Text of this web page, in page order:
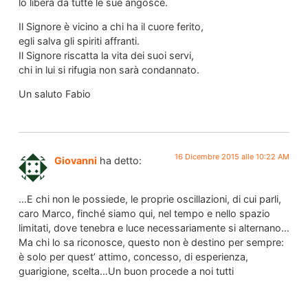
Il Signore è vicino a chi ha il cuore ferito,
egli salva gli spiriti affranti.
Il Signore riscatta la vita dei suoi servi,
chi in lui si rifugia non sarà condannato.
Un saluto Fabio
Giovanni ha detto: 16 Dicembre 2015 alle 10:22 AM
…E chi non le possiede, le proprie oscillazioni, di cui parli,
caro Marco, finché siamo qui, nel tempo e nello spazio
limitati, dove tenebra e luce necessariamente si alternano…
Ma chi lo sa riconosce, questo non è destino per sempre:
è solo per quest’ attimo, concesso, di esperienza,
guarigione, scelta…Un buon procede a noi tutti